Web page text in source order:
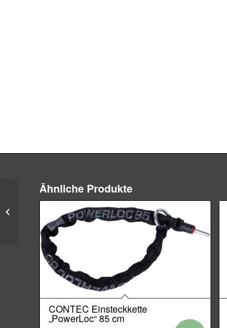
Ähnliche Produkte
CONTEC Einsteckkette
„PowerLoc“ 85 cm
HARTJE Schlauch – 27